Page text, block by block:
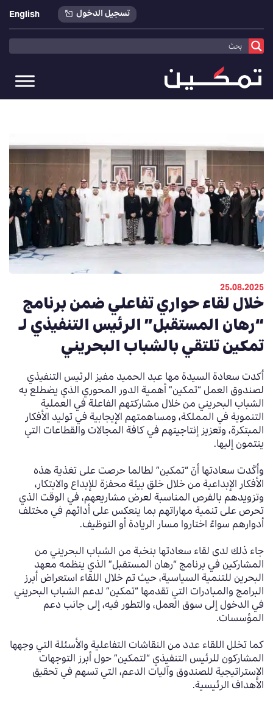
تسجيل الدخول English
تمكين>أخبارنا>
25.08.2025
خلال لقاء حواري تفاعلي ضمن برنامج
“رهان المستقبل” الرئيس التنفيذي لـ
تمكين تلتقي بالشباب البحريني
أكدت سعادة السيدة مها عبد الحميد مفيز الرئيس التنفيذي
لصندوق العمل “تمكين” أهمية الدور المحوري الذي يضطلع به
الشباب البحريني من خلال مشاركتهم الفاعلة في العملية
التنموية في المملكة، ومساهمتهم الإيجابية في توليد الأفكار
المبتكرة، وتعزيز إنتاجيتهم في كافة المجالات والقطاعات التي
ينتمون إليها.
وأكّدت سعادتها أنّ “تمكين” لطالما حرصت على تغذية هذه
الأفكار الإبداعية من خلال خلق بيئة محفزة للإبداع والابتكار،
وتزويدهم بالفرص المناسبة لعرض مشاريعهم، في الوقت الذي
تحرص على تنمية مهاراتهم بما ينعكس على أدائهم في مختلف
أدوارهم سواءً اختاروا مسار الريادة أو التوظيف.
جاء ذلك لدى لقاء سعادتها بنخبة من الشباب البحريني من
المشاركين في برنامج “رهان المستقبل” الذي ينظمه معهد
البحرين للتنمية السياسية، حيث تم خلال اللقاء استعراض أبرز
البرامج والمبادرات التي تقدمها “تمكين” لدعم الشباب البحريني
في الدخول إلى سوق العمل، والتطور فيه، إلى جانب دعم
المؤسسات.
كما تخلل اللقاء عدد من النقاشات التفاعلية والأسئلة التي وجهها
المشاركون للرئيس التنفيذي “لتمكين” حول أبرز التوجهات
الإستراتيجية للصندوق وآليات الدعم، التي تسهم في تحقيق
الأهداف الرئيسية.